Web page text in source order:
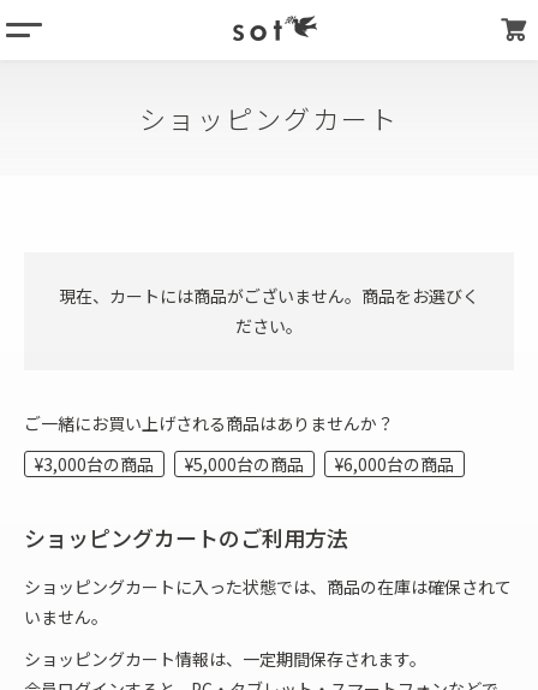
products
ショッピングカート
現在、カートには商品がございません。商品をお選びく
ださい。
ご一緒にお買い上げされる商品はありませんか？
¥3,000台の商品
¥5,000台の商品 ¥6,000台の商品
ショッピングカートのご利用方法
ショッピングカートに入った状態では、商品の在庫は確保されて
いません。
ショッピングカート情報は、一定期間保存されます。